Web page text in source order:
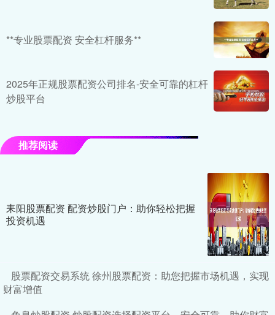
**专业股票配资 安全杠杆服务**
2025年正规股票配资公司排名-安全可靠的杠杆
炒股平台
推荐阅读
耒阳股票配资 配资炒股门户：助你轻松把握
投资机遇
股票配资交易系统 徐州股票配资：助您把握市场机遇，实现
财富增值